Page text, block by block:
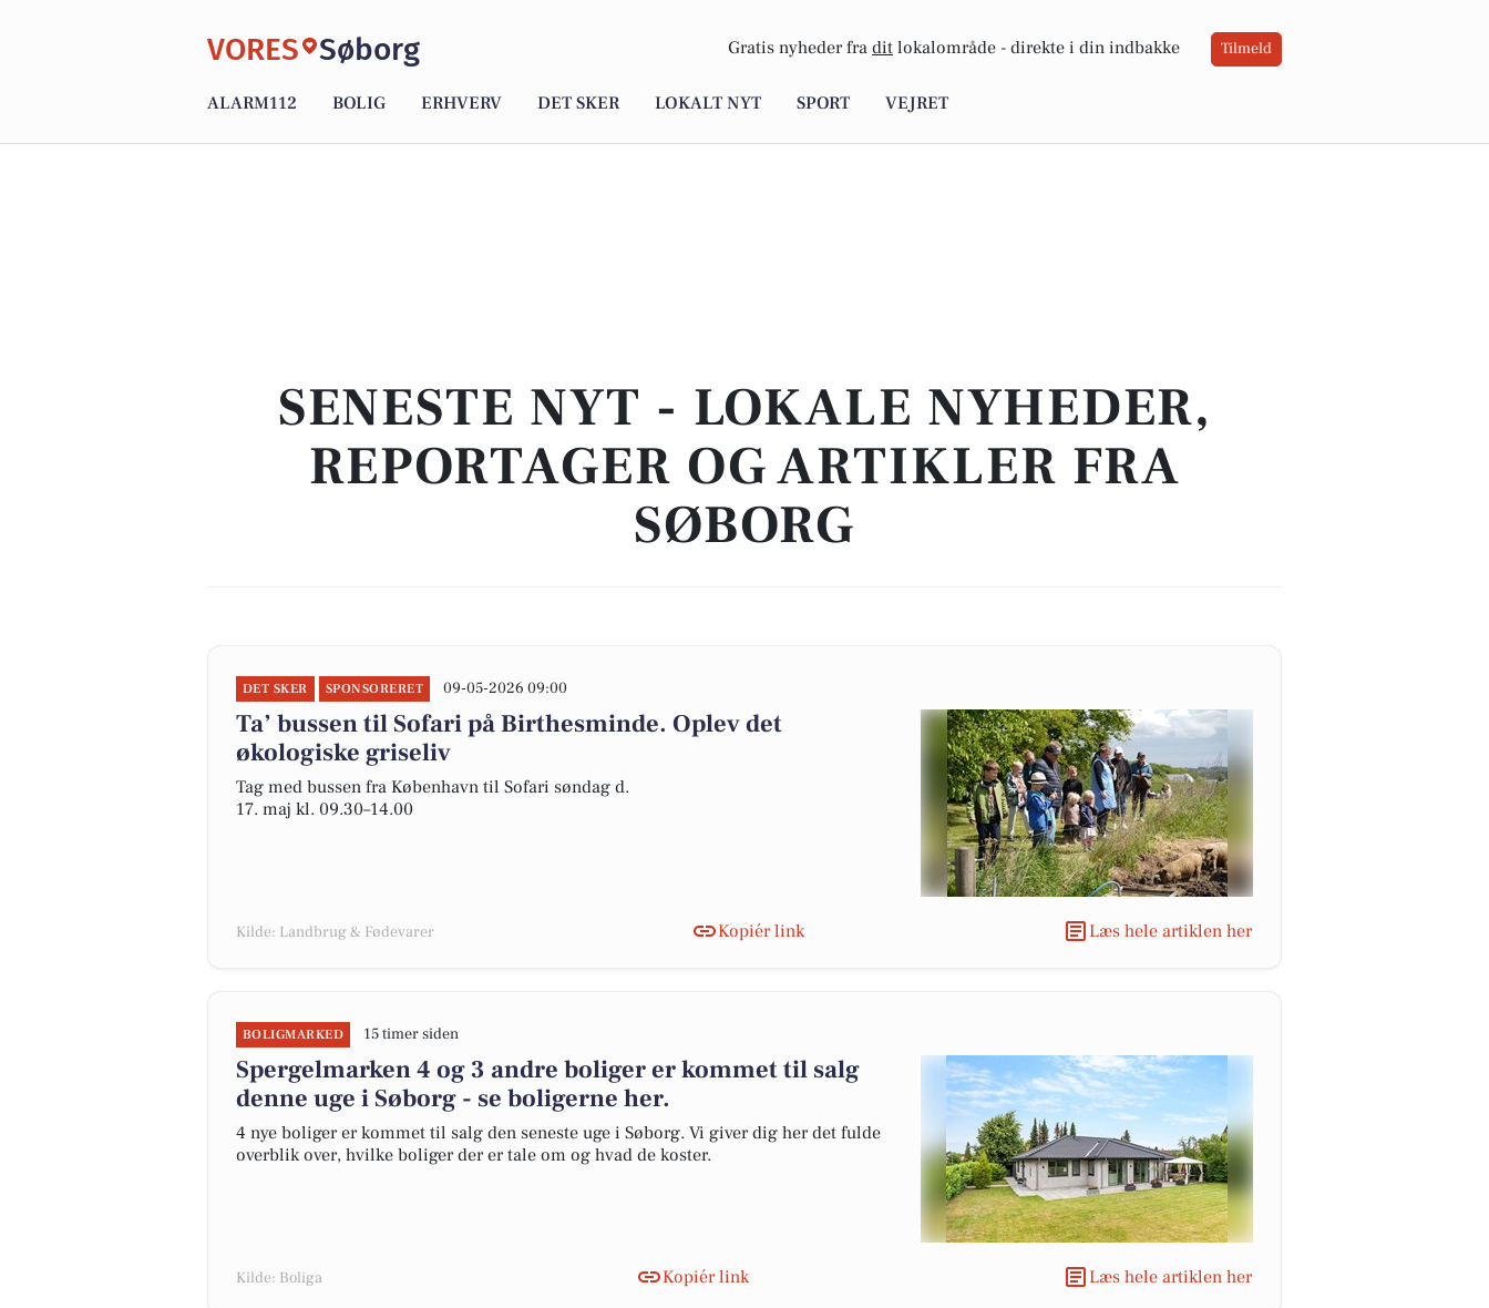
VORES Søborg Gratis nyheder fra dit lokalområde - direkte i din indbakke Tilmeld
ALARM112 BOLIG ERHVERV DET SKER LOKALT NYT SPORT VEJRET
SENESTE NYT - LOKALE NYHEDER,
REPORTAGER OG ARTIKLER FRA
SØBORG
DET SKER SPONSORERET 09-05-2026 09:00
Ta’ bussen til Sofari på Birthesminde. Oplev det
økologiske griseliv
Tag med bussen fra København til Sofari søndag d.
17. maj kl. 09.30–14.00
Kilde: Landbrug & Fødevarer Kopiér link Læs hele artiklen her
BOLIGMARKED 15 timer siden
Spergelmarken 4 og 3 andre boliger er kommet til salg
denne uge i Søborg - se boligerne her.
4 nye boliger er kommet til salg den seneste uge i Søborg. Vi giver dig her det fulde
overblik over, hvilke boliger der er tale om og hvad de koster.
Kilde: Boliga Kopiér link Læs hele artiklen her